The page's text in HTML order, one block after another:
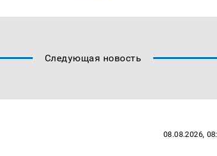
Следующая новость
08.08.2026,